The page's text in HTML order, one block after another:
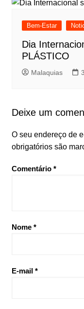
Bem-Estar
Dia
PLÁSTICO
Malaquias
Deixe um
O seu endereço de
obrigatórios são
Comentário *
Nome *
E-mail *